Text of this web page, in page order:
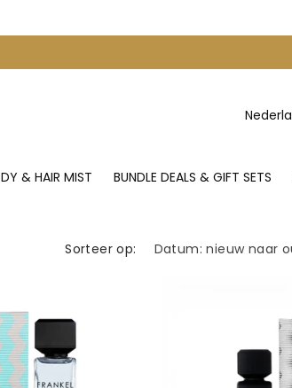
& HAIR MIST BUNDLE DEALS & GIFT SETS
n
r
o
Sorteer op: